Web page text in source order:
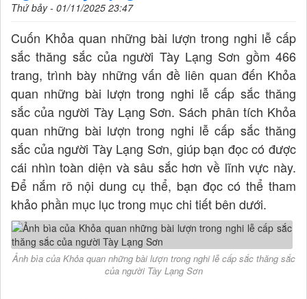
Thứ bảy - 01/11/2025 23:47
Cuốn Khỏa quan những bài lượn trong nghi lễ cấp
sắc thăng sắc của người Tày Lạng Sơn gồm 466
trang, trình bày những vấn đề liên quan đến Khỏa
quan những bài lượn trong nghi lễ cấp sắc thăng
sắc của người Tày Lạng Sơn. Sách phân tích Khỏa
quan những bài lượn trong nghi lễ cấp sắc thăng
sắc của người Tày Lạng Sơn, giúp bạn đọc có được
cái nhìn toàn diện và sâu sắc hơn về lĩnh vực này.
Để nắm rõ nội dung cụ thể, bạn đọc có thể tham
khảo phần mục lục trong mục chi tiết bên dưới.
Ảnh bìa của Khỏa quan những bài lượn trong nghi lễ cấp sắc thăng sắc
của người Tày Lạng Sơn